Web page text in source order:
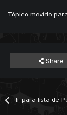
Tópico movido
Share
Ir para lista de